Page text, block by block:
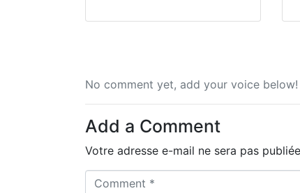
No comment yet, add your voice below!
Add a Comment
Votre adresse e-mail ne sera pas